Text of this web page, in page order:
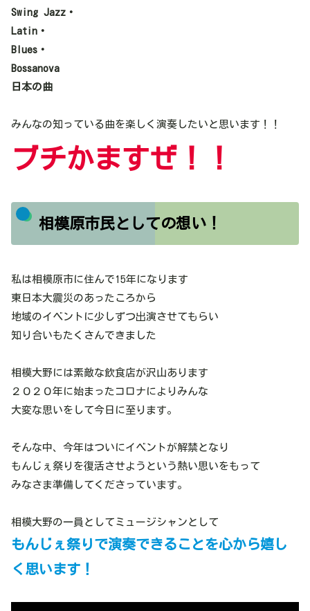
Swing Jazz・
Latin・
Blues・
Bossanova
日本の曲
みんなの知っている曲を楽しく演奏したいと思います！！
ブチかますぜ！！
相模原市民としての想い！
私は相模原市に住んで15年になります
東日本大震災のあったころから
地域のイベントに少しずつ出演させてもらい
知り合いもたくさんできました
相模大野には素敵な飲食店が沢山あります
２０２０年に始まったコロナによりみんな
大変な思いをして今日に至ります。
そんな中、今年はついにイベントが解禁となり
もんじぇ祭りを復活させようという熱い思いをもって
みなさま準備してくださっています。
相模大野の一員としてミュージシャンとして
もんじぇ祭りで演奏できることを心から嬉し
く思います！